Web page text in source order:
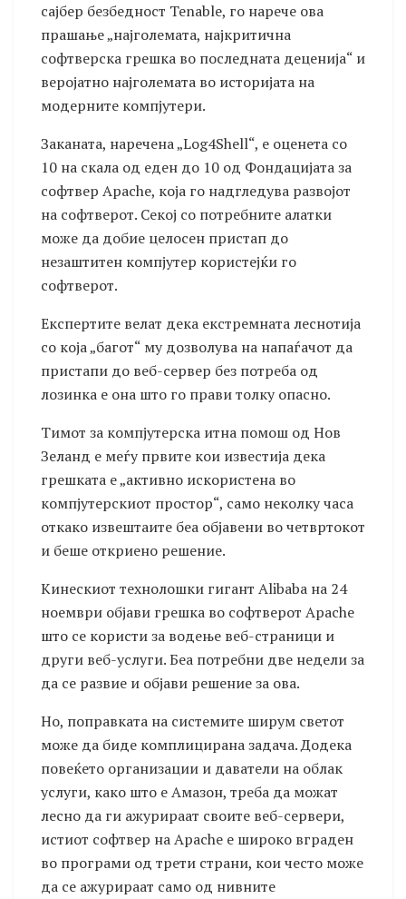
сајбер безбедност Tenable, го нарече ова
прашање „најголемата, најкритична
софтверска грешка во последната деценија“ и
веројатно најголемата во историјата на
модерните компјутери.
Заканата, наречена „Log4Shell“, е оценета со
10 на скала од еден до 10 од Фондацијата за
софтвер Apache, која го надгледува развојот
на софтверот. Секој со потребните алатки
може да добие целосен пристап до
незаштитен компјутер користејќи го
софтверот.
Експертите велат дека екстремната леснотија
со која „багот“ му дозволува на напаѓачот да
пристапи до веб-сервер без потреба од
лозинка е она што го прави толку опасно.
Тимот за компјутерска итна помош од Нов
Зеланд е меѓу првите кои известија дека
грешката е „активно искористена во
компјутерскиот простор“, само неколку часа
откако извештаите беа објавени во четвртокот
и беше откриено решение.
Кинескиот технолошки гигант Alibaba на 24
ноември објави грешка во софтверот Apache
што се користи за водење веб-страници и
други веб-услуги. Беа потребни две недели за
да се развие и објави решение за ова.
Но, поправката на системите ширум светот
може да биде комплицирана задача. Додека
повеќето организации и даватели на облак
услуги, како што е Амазон, треба да можат
лесно да ги ажурираат своите веб-сервери,
истиот софтвер на Apache е широко вграден
во програми од трети страни, кои често може
да се ажурираат само од нивните